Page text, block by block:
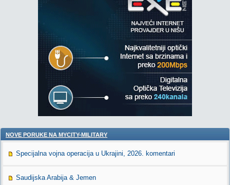
NOVE PORUKE NA MYCITY-MILITARY
Specijalna vojna operacija u Ukrajini, 2026. komentari
Saudijska Arabija & Jemen